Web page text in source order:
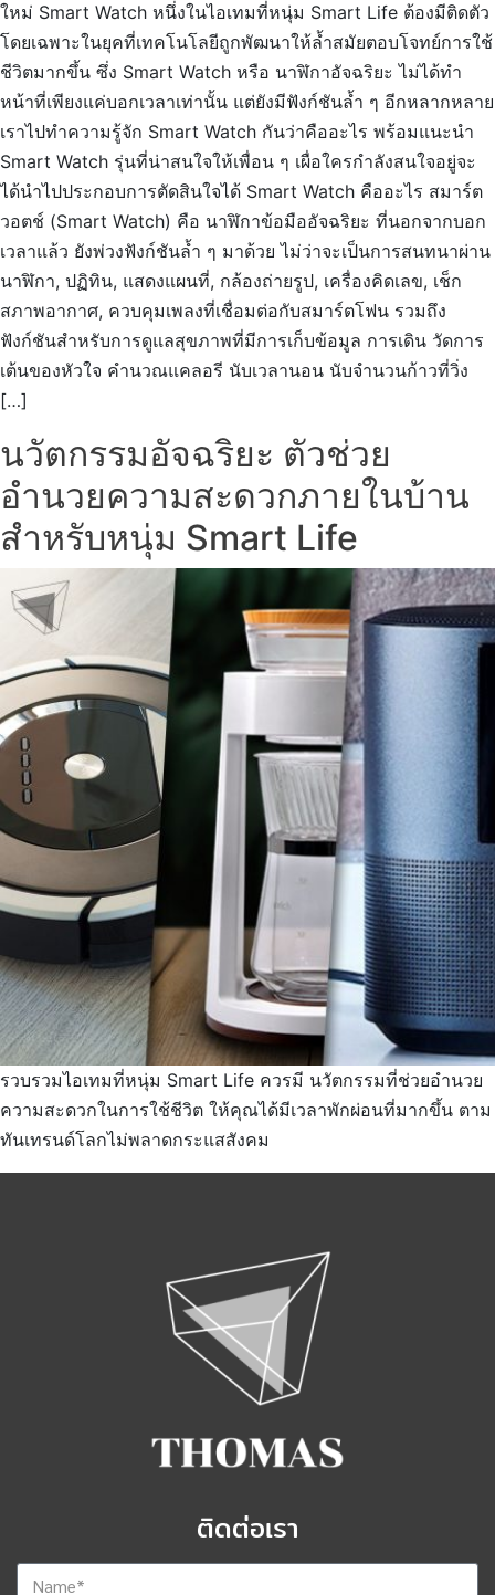
ใหม่ Smart Watch หนึ่งในไอเทมที่หนุ่ม Smart Life ต้องมีติดตัว
โดยเฉพาะในยุคที่เทคโนโลยีถูกพัฒนาให้ล้ำสมัยตอบโจทย์การใช้
ชีวิตมากขึ้น ซึ่ง Smart Watch หรือ นาฬิกาอัจฉริยะ ไม่ได้ทำ
หน้าที่เพียงแค่บอกเวลาเท่านั้น แต่ยังมีฟังก์ชันล้ำ ๆ อีกหลากหลาย
เราไปทำความรู้จัก Smart Watch กันว่าคืออะไร พร้อมแนะนำ
Smart Watch รุ่นที่น่าสนใจให้เพื่อน ๆ เผื่อใครกำลังสนใจอยู่จะ
ได้นำไปประกอบการตัดสินใจได้ Smart Watch คืออะไร สมาร์ต
วอตช์ (Smart Watch) คือ นาฬิกาข้อมืออัจฉริยะ ที่นอกจากบอก
เวลาแล้ว ยังพ่วงฟังก์ชันล้ำ ๆ มาด้วย ไม่ว่าจะเป็นการสนทนาผ่าน
นาฬิกา, ปฏิทิน, แสดงแผนที่, กล้องถ่ายรูป, เครื่องคิดเลข, เช็ก
สภาพอากาศ, ควบคุมเพลงที่เชื่อมต่อกับสมาร์ตโฟน รวมถึง
ฟังก์ชันสำหรับการดูแลสุขภาพที่มีการเก็บข้อมูล การเดิน วัดการ
เต้นของหัวใจ คำนวณแคลอรี นับเวลานอน นับจำนวนก้าวที่วิ่ง
[…]
นวัตกรรมอัจฉริยะ ตัวช่วย
อำนวยความสะดวกภายในบ้าน
สำหรับหนุ่ม Smart Life
รวบรวมไอเทมที่หนุ่ม Smart Life ควรมี นวัตกรรมที่ช่วยอำนวย
ความสะดวกในการใช้ชีวิต ให้คุณได้มีเวลาพักผ่อนที่มากขึ้น ตาม
ทันเทรนด์โลกไม่พลาดกระแสสังคม
ติดต่อเรา